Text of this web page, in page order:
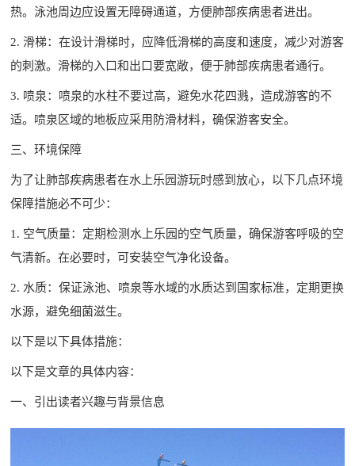
热。泳池周边应设置无障碍通道，方便肺部疾病患者进出。
2. 滑梯：在设计滑梯时，应降低滑梯的高度和速度，减少对游客
的刺激。滑梯的入口和出口要宽敞，便于肺部疾病患者通行。
3. 喷泉：喷泉的水柱不要过高，避免水花四溅，造成游客的不
适。喷泉区域的地板应采用防滑材料，确保游客安全。
三、环境保障
为了让肺部疾病患者在水上乐园游玩时感到放心，以下几点环境
保障措施必不可少：
1. 空气质量：定期检测水上乐园的空气质量，确保游客呼吸的空
气清新。在必要时，可安装空气净化设备。
2. 水质：保证泳池、喷泉等水域的水质达到国家标准，定期更换
水源，避免细菌滋生。
以下是以下具体措施：
以下是文章的具体内容：
一、引出读者兴趣与背景信息